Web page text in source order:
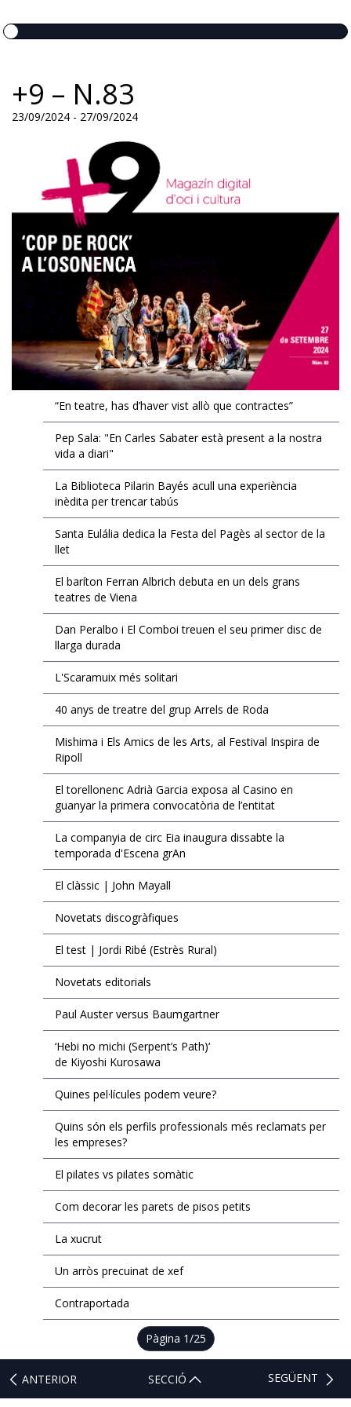
EL CLÀSSIC | ALBERT PLA
“LA VIDA ÉS COM LA MAR: SEMPRE BUSCA L’EQUILIBRI”
NOVETATS DISCOGRÀFIQUES
EL CLÀSSIC | ELS 3 TAMBORS
TEMÀTIQUES
()
()
ACTUALITAT
POLÍTICA
SOCIETAT
ECONOMIA
VEURE TOTES
ESPORTS
HOQUEI PATINS
VEURE TOTES
CULTURA POPULAR
CALAIX
VEURE TOTES
SUPLEMENTS
9MAGAZÍN
AGENDA
BLOGOSFERA
+9 – N.83
23/09/2024 - 27/09/2024
“En teatre, has d’haver vist allò que contractes”
Pep Sala: "En Carles Sabater està present a la nostra
vida a diari"
La Biblioteca Pilarin Bayés acull una experiència
inèdita per trencar tabús
Santa Eulália dedica la Festa del Pagès al sector de la
llet
El baríton Ferran Albrich debuta en un dels grans
teatres de Viena
Dan Peralbo i El Comboi treuen el seu primer disc de
llarga durada
L'Scaramuix més solitari
40 anys de treatre del grup Arrels de Roda
Mishima i Els Amics de les Arts, al Festival Inspira de
Ripoll
El torellonenc Adrià Garcia exposa al Casino en
guanyar la primera convocatòria de l’entitat
La companyia de circ Eia inaugura dissabte la
temporada d'Escena grAn
El clàssic | John Mayall
Novetats discogràfiques
El test | Jordi Ribé (Estrès Rural)
Novetats editorials
Paul Auster versus Baumgartner
‘Hebi no michi (Serpent’s Path)‘
de Kiyoshi Kurosawa
Quines pel·lícules podem veure?
Quins són els perfils professionals més reclamats per
les empreses?
El pilates vs pilates somàtic
Com decorar les parets de pisos petits
La xucrut
Un arròs precuinat de xef
Contraportada
ANTERIOR
Pàgina 1/25
SECCIÓ SEGÜENT